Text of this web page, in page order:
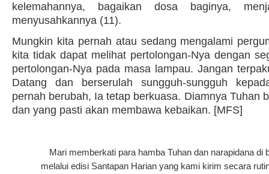
kelemahannya, bagaikan dosa baginya,
menyusahkannya (11).
Mungkin kita pernah atau sedang mengalami
kita tidak dapat melihat pertolongan-Nya dengan
pertolongan-Nya pada masa lampau. Jangan
Datang dan berserulah sungguh-sungguh
pernah berubah, Ia tetap berkuasa. Diamnya Tuhan
dan yang pasti akan membawa kebaikan. [MFS]
Mari memberkati para hamba Tuhan dan narapidana di
melalui edisi Santapan Harian yang kami kirim secara